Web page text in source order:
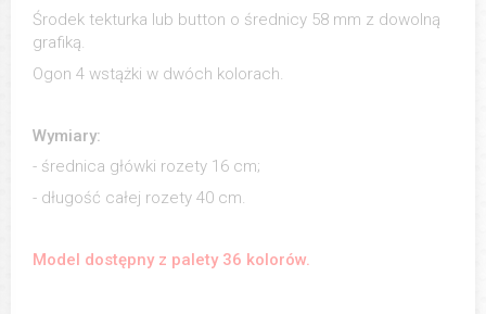
Środek tekturka lub button o średnicy 58 mm z dowolną
grafiką.
Ogon 4 wstążki w dwóch kolorach.
Wymiary:
- średnica główki rozety 16 cm;
- długość całej rozety 40 cm.
Model dostępny z palety 36 kolorów.